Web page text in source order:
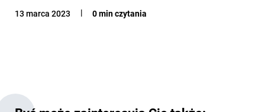
13 marca 2023 0 min czytania